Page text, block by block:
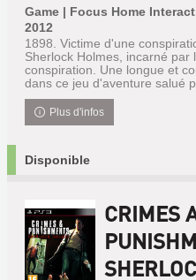
Game | Focus Home
2012
1898. Victime d'une
Sherlock Holmes, incarné par
conspiration. Une longue et
dans ce jeu d'aventure salué
Plus d'infos
Disponible
CRIMES